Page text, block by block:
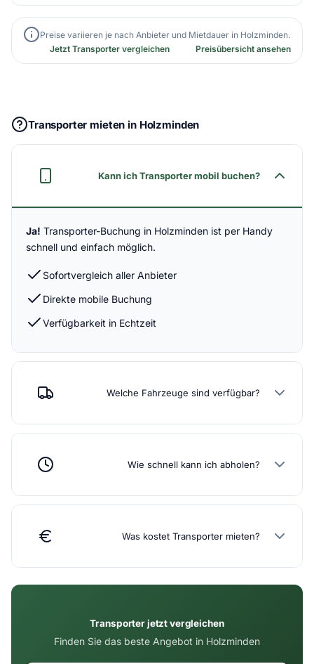
Preise variieren je nach Anbieter und Mietdauer in Holzminden.
Jetzt Transporter vergleichen
Preisübersicht ansehen
Transporter mieten in Holzminden
Kann ich Transporter mobil buchen?
Ja! Transporter-Buchung in Holzminden ist per Handy
schnell und einfach möglich.
Sofortvergleich aller Anbieter
Direkte mobile Buchung
Verfügbarkeit in Echtzeit
Welche Fahrzeuge sind verfügbar?
Wie schnell kann ich abholen?
Was kostet Transporter mieten?
Transporter jetzt vergleichen
Finden Sie das beste Angebot in Holzminden